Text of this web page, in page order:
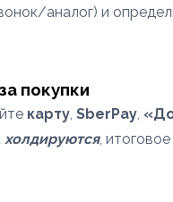
аналог) и
покупки
карту, SberPay,
холдируются,